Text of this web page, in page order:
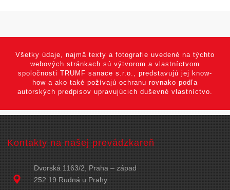
Všetky údaje, najmä texty a fotografie uvedené na týchto
webových stránkach sú výtvorom a vlastníctvom
spoločnosti TRUMF sanace s.r.o., predstavujú jej know-
how a ako také požívajú ochranu rovnako podľa
autorských predpisov upravujúcich duševné vlastníctvo.
Kontakty na našej prevádzkareň
Dvorská 1163/2, Praha – západ
252 19 Rudná u Prahy